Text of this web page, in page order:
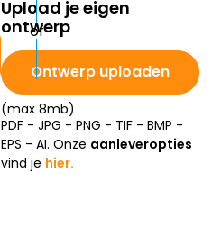
Upload je eigen
ontwerp
Ontwerp uploaden
(max 8mb)
PDF - JPG - PNG - TIF - BMP -
EPS - AI. Onze aanleveropties
vind je hier.